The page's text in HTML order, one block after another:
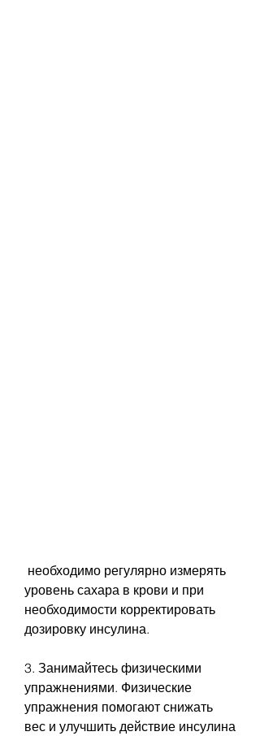
уровень сахара в крови и при
необходимости корректировать
дозировку инсулина.
3. Занимайтесь физическими
упражнениями. Физические
упражнения помогают снижать
вес и улучшить действие инсулина